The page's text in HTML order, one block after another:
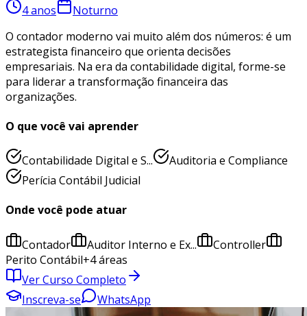
4 anos
Noturno
O contador moderno vai muito além dos números: é um
estrategista financeiro que orienta decisões
empresariais. Na era da contabilidade digital, forme-se
para liderar a transformação financeira das
organizações.
O que você vai aprender
Contabilidade Digital e S...
Auditoria e Compliance
Perícia Contábil Judicial
Onde você pode atuar
Contador Auditor Interno e Ex...
Controller
Perito Contábil+4áreas
Ver Curso Completo
Inscreva-se
WhatsApp